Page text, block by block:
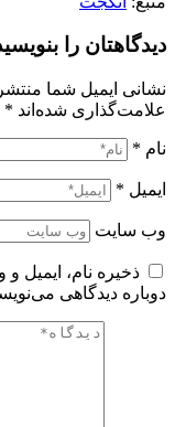
دیدگاهتان را
نشانی ایمیل شما
علامت‌گذاری شده‌اند *
نام *
ایمیل *
وب‌ سایت
ذخیره نام، ایمیل
دوباره دیدگاهی